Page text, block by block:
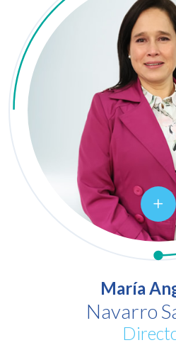
María
Navarro